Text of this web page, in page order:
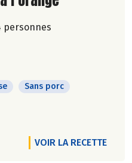
personnes
Sans porc
VOIR LA RECETTE